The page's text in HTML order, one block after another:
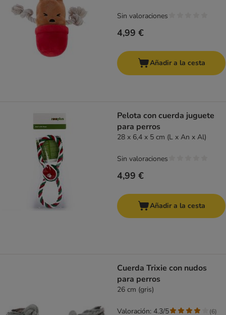
4,99 €
Sin valoraciones
Añadir a la cesta
Pelota con cuerda juguete
para perros
28 x 6,4 x 5 cm (L x An x Al)
4,99 €
Sin valoraciones
Añadir a la cesta
Cuerda Trixie con nudos
para perros
26 cm (gris)
Valoración: 4.3/5 (6)